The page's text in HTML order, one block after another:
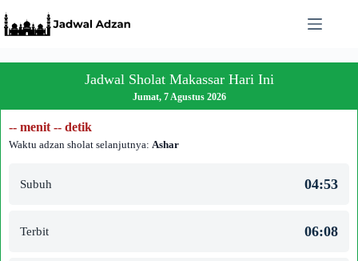
to
content
Jadwal Sholat Makassar Hari Ini
Jumat, 7 Agustus 2026
-- menit -- detik
Waktu adzan sholat selanjutnya: Ashar
Subuh 04:53
Terbit 06:08